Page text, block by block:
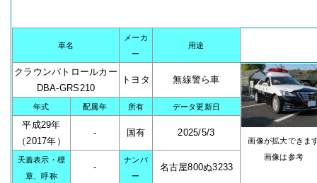
車名
メーカ
ー
用途
クラウンパトロールカー
DBA-GRS210
トヨタ 無線警ら車
画像が拡大できま
画像は参考
年式 配属年 所有 データ更新日
平成29年
（2017年）
- 国有 2025/5/3
天蓋表示・標
章、呼称
-
ナンバ
ー
名古屋800ぬ3233